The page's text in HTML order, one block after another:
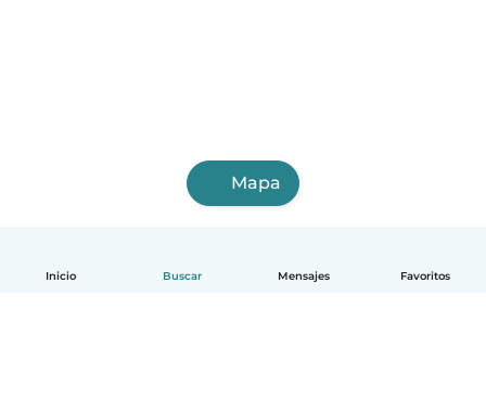
Inicio Buscar Mensajes Favoritos
Mapa